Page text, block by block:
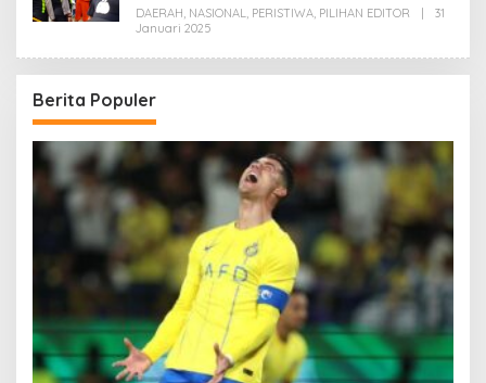
DAERAH, NASIONAL, PERISTIWA, PILIHAN EDITOR
31
Januari 2025
Berita Populer